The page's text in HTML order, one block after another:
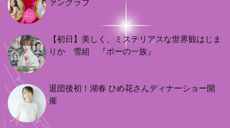
ァンクラブ
【初日】美しく、ミステリアスな世界観はじま
りか 雪組 『ポーの一族』
退団後初！湖春 ひめ花さんディナーショー開
催